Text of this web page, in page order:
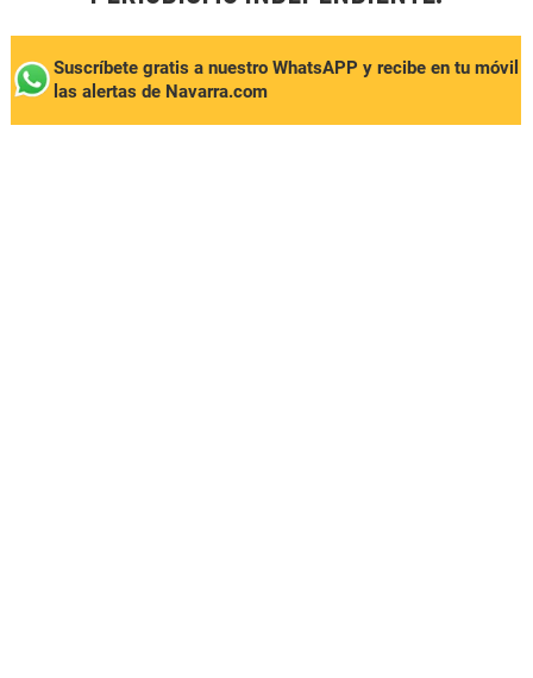
Suscríbete gratis a nuestro WhatsAPP y recibe en tu móvil
las alertas de Navarra.com